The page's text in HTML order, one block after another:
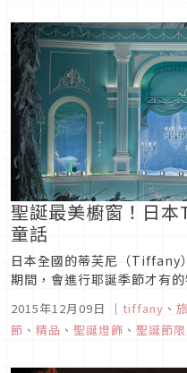
聖誕最美櫥窗！日
童話
日本全國的蒂芙尼（Tiffany
期間，會進行耶誕季節才有
裝飾的鏡框式舞台（將劇院
牆壁），完成了童話般的空
2015年12月09日 ｜ tiffany 、
節 、 精品 、 聖誕燈飾 、 聖誕節